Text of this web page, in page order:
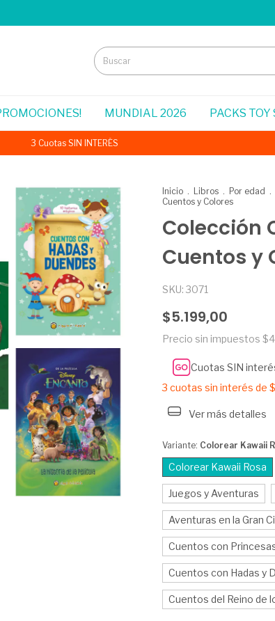
MUNDIAL 2026 PACKS TOY
3 Cuotas SIN INTERÉS
Inicio . Libros . Por edad .
Cuentos y Colores
Colección
Cuentos y
SKU: 3071
$5.199,00
Precio sin impuestos
Cuotas SIN
3 cuotas sin interés de
Ver más detalles
Variante: Colorear Kawaii
Colorear Kawaii Rosa
Juegos y Aventuras
Aventuras en la Gran
Cuentos con
Cuentos con Hadas y
Cuentos del Reino de